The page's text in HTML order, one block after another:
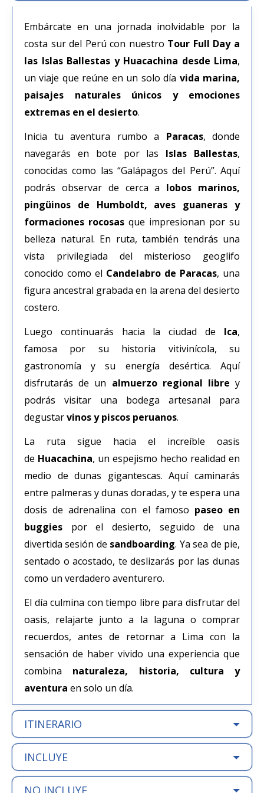
Embárcate en una jornada inolvidable por la
costa sur del Perú con nuestro Tour Full Day a
las Islas Ballestas y Huacachina desde Lima,
un viaje que reúne en un solo día vida marina,
paisajes naturales únicos y emociones
extremas en el desierto.
Inicia tu aventura rumbo a Paracas, donde
navegarás en bote por las Islas Ballestas,
conocidas como las “Galápagos del Perú”. Aquí
podrás observar de cerca a lobos marinos,
pingüinos de Humboldt, aves guaneras y
formaciones rocosas que impresionan por su
belleza natural. En ruta, también tendrás una
vista privilegiada del misterioso geoglifo
conocido como el Candelabro de Paracas, una
figura ancestral grabada en la arena del desierto
costero.
Luego continuarás hacia la ciudad de Ica,
famosa por su historia vitivinícola, su
gastronomía y su energía desértica. Aquí
disfrutarás de un almuerzo regional libre y
podrás visitar una bodega artesanal para
degustarvinos y piscos peruanos.
La ruta sigue hacia el increíble oasis
de Huacachina, un espejismo hecho realidad en
medio de dunas gigantescas. Aquí caminarás
entre palmeras y dunas doradas, y te espera una
dosis de adrenalina con el famoso paseo en
buggies por el desierto, seguido de una
divertida sesión de sandboarding. Ya sea de pie,
sentado o acostado, te deslizarás por las dunas
como un verdadero aventurero.
El día culmina con tiempo libre para disfrutar del
oasis, relajarte junto a la laguna o comprar
recuerdos, antes de retornar a Lima con la
sensación de haber vivido una experiencia que
combina naturaleza, historia, cultura y
aventura en solo un día.
ITINERARIO
INCLUYE
NO INCLUYE